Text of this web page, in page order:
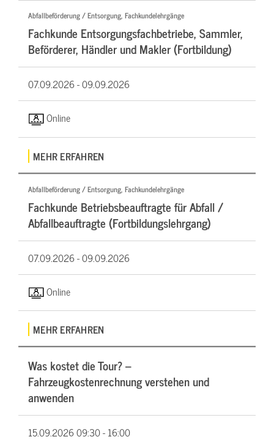
Abfallbeförderung / Entsorgung, Fachkundelehrgänge
Fachkunde Entsorgungsfachbetriebe, Sammler,
Beförderer, Händler und Makler (Fortbildung)
07.09.2026 -09.09.2026
Online
MEHR ERFAHREN
Abfallbeförderung / Entsorgung, Fachkundelehrgänge
Fachkunde Betriebsbeauftragte für Abfall /
Abfallbeauftragte (Fortbildungslehrgang)
07.09.2026 -09.09.2026
Online
MEHR ERFAHREN
Was kostet die Tour? –
Fahrzeugkostenrechnung verstehen und
anwenden
15.09.202609:30 - 16:00